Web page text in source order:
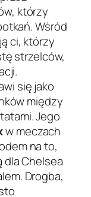
którzy
Wśród
ci, którzy
strzelców,
się jako
między
Jego
w meczach
na to,
dla Chelsea
Drogba,